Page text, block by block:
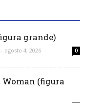
grande)
- agosto 4, 2026 0
Woman (figura